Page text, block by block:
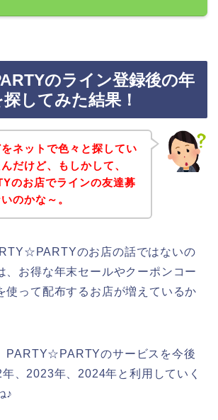
のライン登録後の年
してみた結果！
ネットで色々と探してい
だけど、もしかして、
のお店でラインの友達募
のかな～。
のお店の話ではないの
、お得な年末セールやクーポンコー
使って配布するお店が増えているか
PARTY☆PARTYのサービスを今後
、2023年、2024年と利用していく
♪